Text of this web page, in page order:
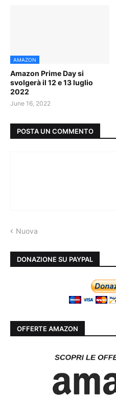
AMAZON
Amazon Prime Day si
svolgerà il 12 e 13 luglio
2022
June 16, 2022
POSTA UN COMMENTO
Nuova
DONAZIONE SU PAYPAL
OFFERTE AMAZON